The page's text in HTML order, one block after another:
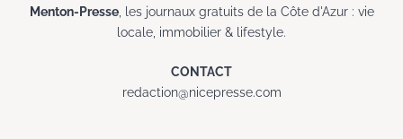
Menton-Presse, les journaux gratuits de la Côte d'Azur : vie
locale, immobilier & lifestyle.
CONTACT
redaction@nicepresse.com